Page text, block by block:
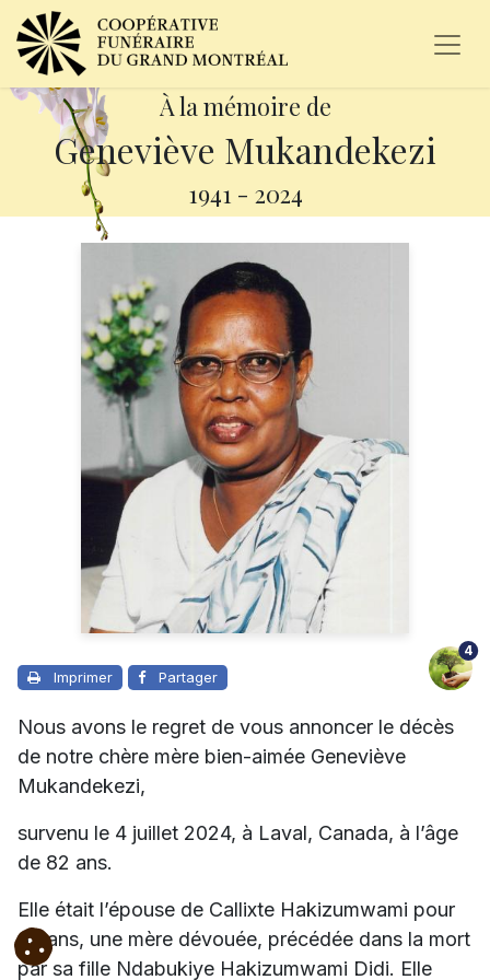
À la mémoire de
Geneviève Mukandekezi
1941 - 2024
Imprimer Partager
4
Nous avons le regret de vous annoncer le décès
de notre chère mère bien-aimée Geneviève
Mukandekezi,
survenu le 4 juillet 2024, à Laval, Canada, à l’âge
de 82 ans.
Elle était l’épouse de Callixte Hakizumwami pour
65 ans, une mère dévouée, précédée dans la mort
par sa fille Ndabukiye Hakizumwami Didi. Elle